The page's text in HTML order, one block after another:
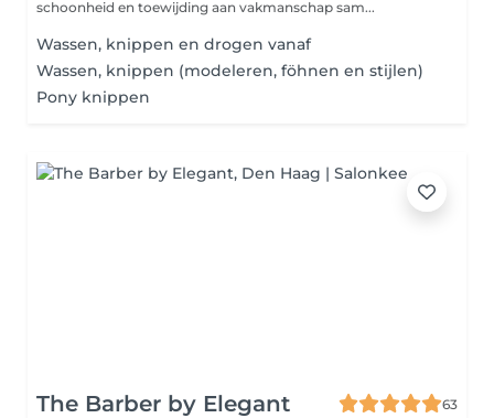
schoonheid en toewijding aan vakmanschap sam...
Wassen, knippen en drogen vanaf
Wassen, knippen (modeleren, föhnen en stijlen)
Pony knippen
The Barber by Elegant
63